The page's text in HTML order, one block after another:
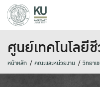
ศูนย์เทคโนโลยี
หน้าหลัก คณะและหน่วยงาน วิทยาเ